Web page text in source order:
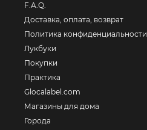
F.A.Q.
Доставка, оплата, возврат
Политика конфиденциальности
Лукбуки
Покупки
Практика
Glocalabel.com
Магазины для дома
Города